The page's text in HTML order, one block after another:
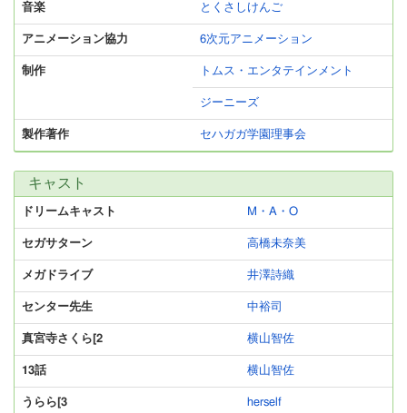
音楽 とくさしけんご
アニメーション協力 6次元アニメーション
制作 トムス・エンタテインメント
ジーニーズ
製作著作 セハガガ学園理事会
キャスト
ドリームキャスト M・A・O
セガサターン 高橋未奈美
メガドライブ 井澤詩織
センター先生 中裕司
真宮寺さくら[2 横山智佐
13話 横山智佐
うらら[3 herself